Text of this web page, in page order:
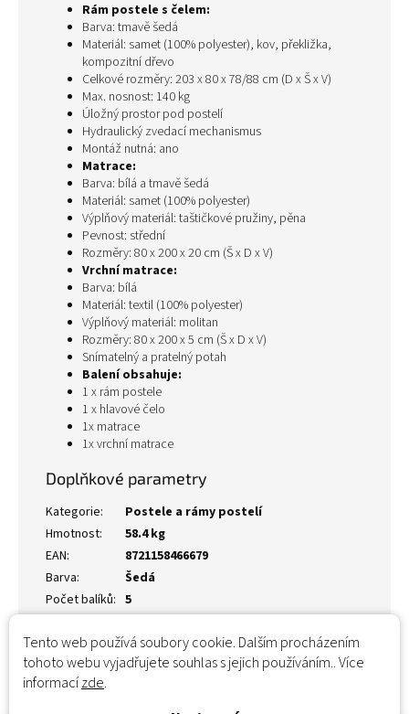
Tento web používá soubory cookie. Dalším procházením
tohoto webu vyjadřujete souhlas s jejich používáním.. Více
informacízde.
Rám postele s čelem:
Barva: tmavě šedá
Materiál: samet (100% polyester), kov, překližka,
kompozitní dřevo
Celkové rozměry: 203 x 80 x 78/88 cm (D x Š x V)
Max. nosnost: 140 kg
Úložný prostor pod postelí
Hydraulický zvedací mechanismus
Montáž nutná: ano
Matrace:
Barva: bílá a tmavě šedá
Materiál: samet (100% polyester)
Výplňový materiál: taštičkové pružiny, pěna
Pevnost: střední
Rozměry: 80 x 200 x 20 cm (Š x D x V)
Vrchní matrace:
Barva: bílá
Materiál: textil (100% polyester)
Výplňový materiál: molitan
Rozměry: 80 x 200 x 5 cm (Š x D x V)
Snímatelný a pratelný potah
Balení obsahuje:
1 x rám postele
1 x hlavové čelo
1x matrace
1x vrchní matrace
Doplňkové parametry
Kategorie:
Postele a rámy postelí
Hmotnost:
58.4 kg
EAN:
8721158466679
Barva:
Šedá
Počet balíků: 5